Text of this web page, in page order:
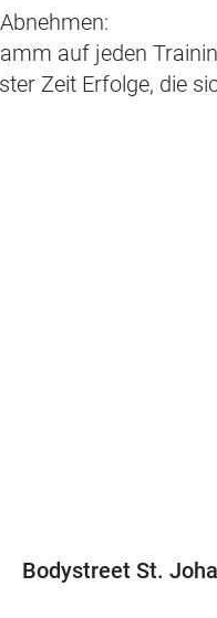
auf jeden
Zeit Erfolge, die
Bodystreet St.